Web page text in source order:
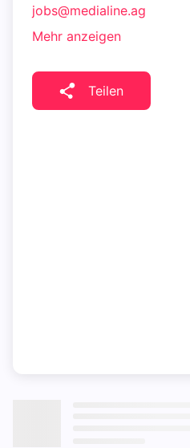
jobs@medialine.ag
Mehr anzeigen
Teilen